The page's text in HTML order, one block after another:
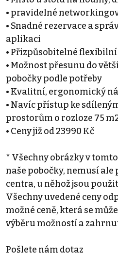
• pravidelné
• Snadné rezervace a
aplikaci
• Přizpůsobitelné
• Možnost přesunu do
pobočky podle potřeby
• Kvalitní, ergonomický
• Navíc přístup ke
prostorům o rozloze 75
• Ceny již od 23990 Kč
* Všechny obrázky v
naše pobočky, nemusí ale
centra, u něhož jsou
Všechny uvedené ceny
možné ceně, která se
výběru možností a
Pošlete nám dotaz